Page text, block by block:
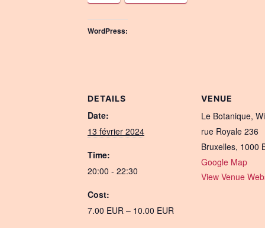
WordPress:
DETAILS
Date:
13 février 2024
Time:
20:00 - 22:30
Cost:
7.00 EUR – 10.00 EUR
VENUE
Le Botanique,
rue Royale 236
Bruxelles, 1000
Google Map
View Venue